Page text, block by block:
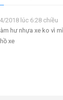
2018 lúc 6:28 chiều
hư nhựa xe ko vì
xe